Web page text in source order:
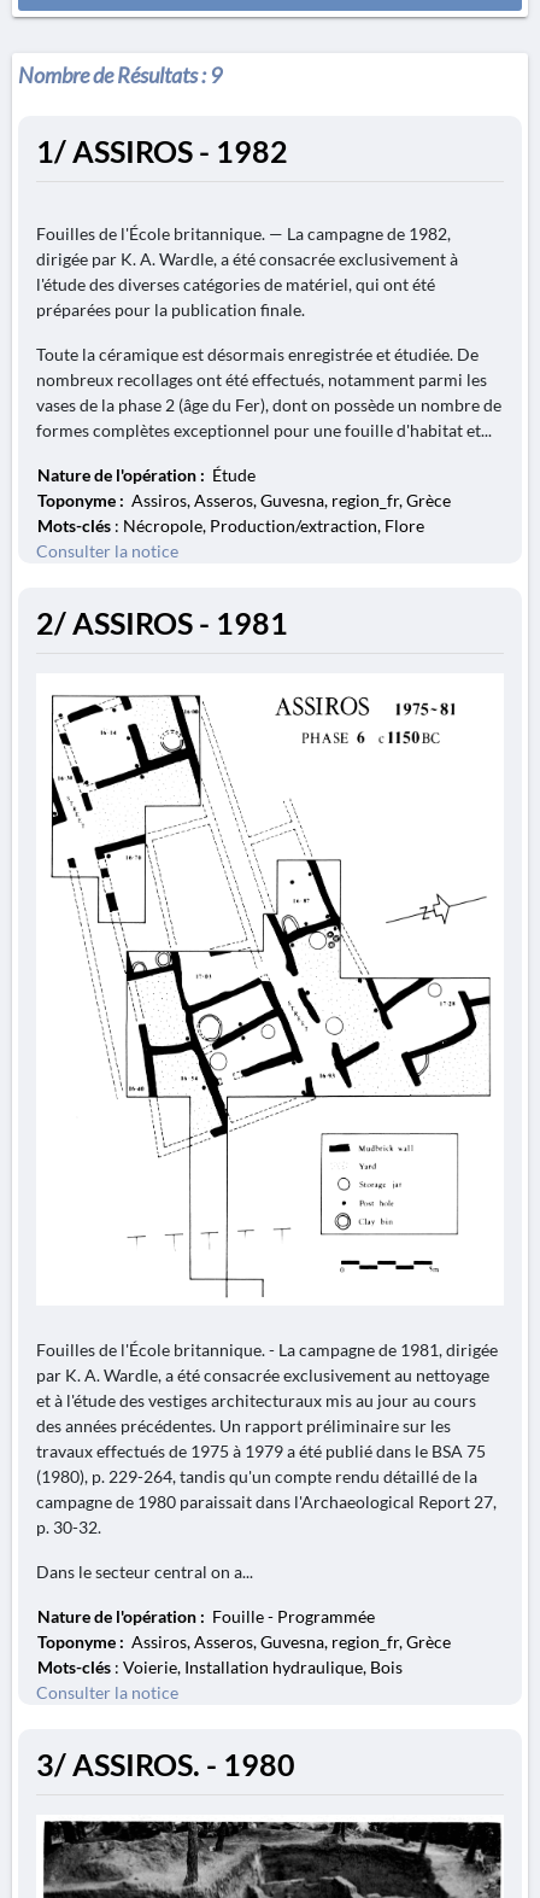
Nombre de Résultats :9
1/ ASSIROS - 1982
Fouilles de l'École britannique. — La campagne de 1982,
dirigée par K. A. Wardle, a été consacrée exclusivement à
l'étude des diverses catégories de matériel, qui ont été
préparées pour la publication finale.
Toute la céramique est désormais enregistrée et étudiée. De
nombreux recollages ont été effectués, notamment parmi les
vases de la phase 2 (âge du Fer), dont on possède un nombre de
formes complètes exceptionnel pour une fouille d'habitat et...
Nature de l'opération : Étude
Toponyme : Assiros, Asseros, Guvesna, region_fr, Grèce
Mots-clés : Nécropole, Production/extraction, Flore
Consulter la notice
2/ ASSIROS - 1981
Fouilles de l'École britannique. - La campagne de 1981, dirigée
par K. A. Wardle, a été consacrée exclusivement au nettoyage
et à l'étude des vestiges architecturaux mis au jour au cours
des années précédentes. Un rapport préliminaire sur les
travaux effectués de 1975 à 1979 a été publié dans le BSA 75
(1980), p. 229-264, tandis qu'un compte rendu détaillé de la
campagne de 1980 paraissait dans l'Archaeological Report 27,
p. 30-32.
Dans le secteur central on a...
Nature de l'opération : Fouille - Programmée
Toponyme : Assiros, Asseros, Guvesna, region_fr, Grèce
Mots-clés : Voierie, Installation hydraulique, Bois
Consulter la notice
3/ ASSIROS. - 1980